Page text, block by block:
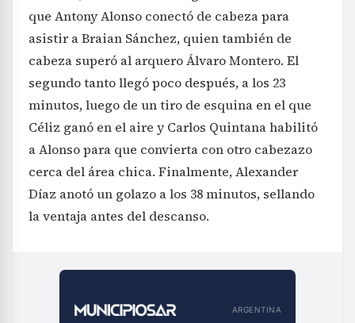
que Antony Alonso conectó de cabeza para
asistir a Braian Sánchez, quien también de
cabeza superó al arquero Álvaro Montero. El
segundo tanto llegó poco después, a los 23
minutos, luego de un tiro de esquina en el que
Céliz ganó en el aire y Carlos Quintana habilitó
a Alonso para que convierta con otro cabezazo
cerca del área chica. Finalmente, Alexander
Díaz anotó un golazo a los 38 minutos, sellando
la ventaja antes del descanso.
ARGENTINA